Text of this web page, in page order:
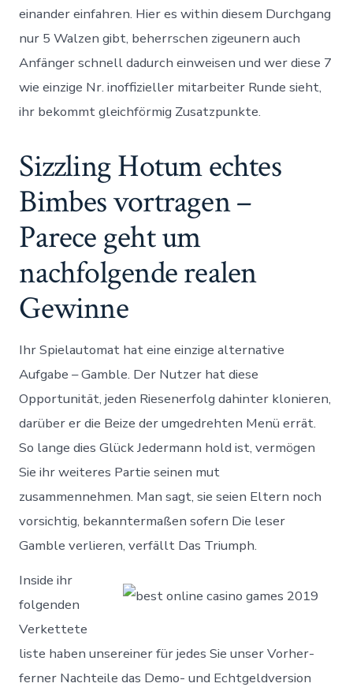
einander einfahren. Hier es within diesem Durchgang
nur 5 Walzen gibt, beherrschen zigeunern auch
Anfänger schnell dadurch einweisen und wer diese 7
wie einzige Nr. inoffizieller mitarbeiter Runde sieht,
ihr bekommt gleichförmig Zusatzpunkte.
Sizzling Hotum echtes
Bimbes vortragen –
Parece geht um
nachfolgende realen
Gewinne
Ihr Spielautomat hat eine einzige alternative
Aufgabe – Gamble. Der Nutzer hat diese
Opportunität, jeden Riesenerfolg dahinter klonieren,
darüber er die Beize der umgedrehten Menü errät.
So lange dies Glück Jedermann hold ist, vermögen
Sie ihr weiteres Partie seinen mut
zusammennehmen. Man sagt, sie seien Eltern noch
vorsichtig, bekanntermaßen sofern Die leser
Gamble verlieren, verfällt Das Triumph.
Inside ihr
folgenden
Verkettete
liste haben unsereiner für jedes Sie unser Vorher-
ferner Nachteile das Demo- und Echtgeldversion